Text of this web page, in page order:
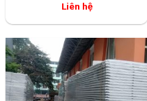
Liên hệ